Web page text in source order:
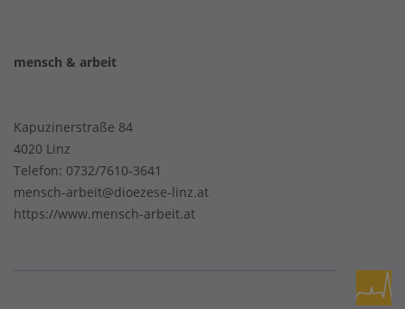
mensch & arbeit
Kapuzinerstraße 84
4020 Linz
Telefon: 0732/7610-3641
mensch-arbeit@dioezese-linz.at
https://www.mensch-arbeit.at